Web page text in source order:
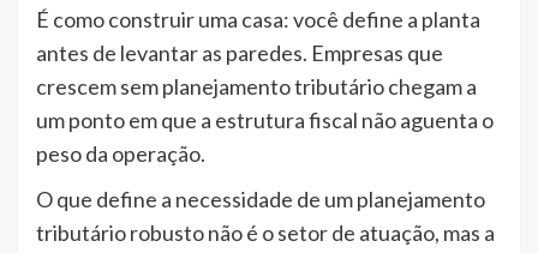
É como construir uma casa: você define a planta
antes de levantar as paredes. Empresas que
crescem sem planejamento tributário chegam a
um ponto em que a estrutura fiscal não aguenta o
peso da operação.
O que define a necessidade de um planejamento
tributário robusto não é o setor de atuação, mas a